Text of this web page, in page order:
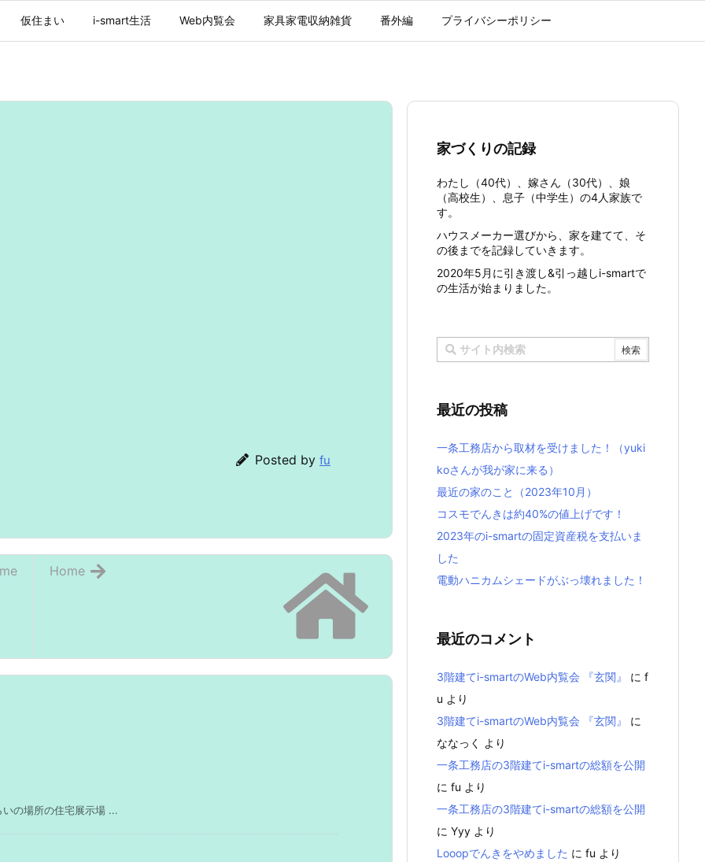
仮住まい i-smart生活 Web内覧会 家具家電収納雑貨 番外編 プライバシーポリシー
Posted by fu
Home
の場所の住宅展示場 ...
家づくりの記録
わたし（40代）、嫁さん（30代）、娘
（高校生）、息子（中学生）の4人家族で
す。
ハウスメーカー選びから、家を建てて、そ
の後までを記録していきます。
2020年5月に引き渡し&引っ越しi-smartで
の生活が始まりました。
最近の投稿
一条工務店から取材を受けました！（yuki
koさんが我が家に来る）
最近の家のこと（2023年10月）
コスモでんきは約40%の値上げです！
2023年のi-smartの固定資産税を支払いま
した
電動ハニカムシェードがぶっ壊れました！
最近のコメント
3階建てi-smartのWeb内覧会 『玄関』 に f
u より
3階建てi-smartのWeb内覧会 『玄関』
に
ななっく
より
一条工務店の3階建てi-smartの総額を公開
に fu より
一条工務店の3階建てi-smartの総額を公開
に Yyy より
Looopでんきをやめました に fu より